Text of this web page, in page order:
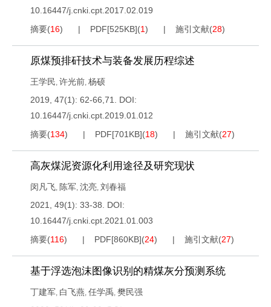
10.16447/j.cnki.cpt.2017.02.019
摘要(16) PDF[525KB](1) 施引文献(28)
原煤预排矸技术与装备发展历程综述
王学民, 许光前, 杨硕
2019, 47(1): 62-66,71.
DOI:
10.16447/j.cnki.cpt.2019.01.012
摘要(134) PDF[701KB](18) 施引文献(27)
高灰煤泥资源化利用途径及研究现状
闵凡飞, 陈军, 沈亮, 刘春福
2021, 49(1): 33-38.
DOI:
10.16447/j.cnki.cpt.2021.01.003
摘要(116) PDF[860KB](24) 施引文献(27)
基于浮选泡沫图像识别的精煤灰分预测系统
丁建军, 白飞燕, 任学禹, 樊民强